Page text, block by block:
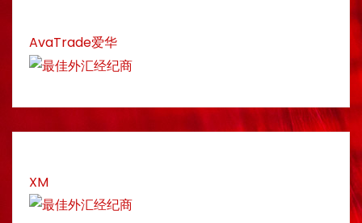
AvaTrade爱华
XM